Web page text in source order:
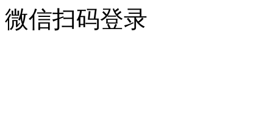
微信扫码登录